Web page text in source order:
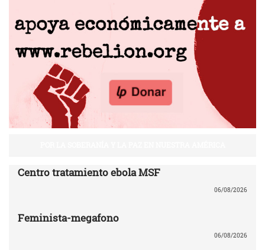
Centro tratamiento ebola MSF
06/08/2026
Feminista-megafono
06/08/2026